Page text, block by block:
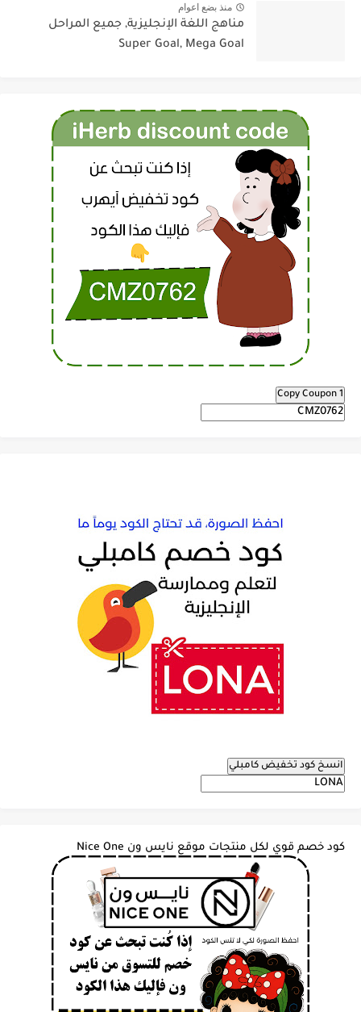
منذ بضع اعوام
مناهج اللغة الإنجليزية, جميع المراحل
Super Goal, Mega Goal
Copy Coupon 1
انسخ كود تخفيض كامبلي
كود خصم قوي لكل منتجات موقع نايس ون Nice One